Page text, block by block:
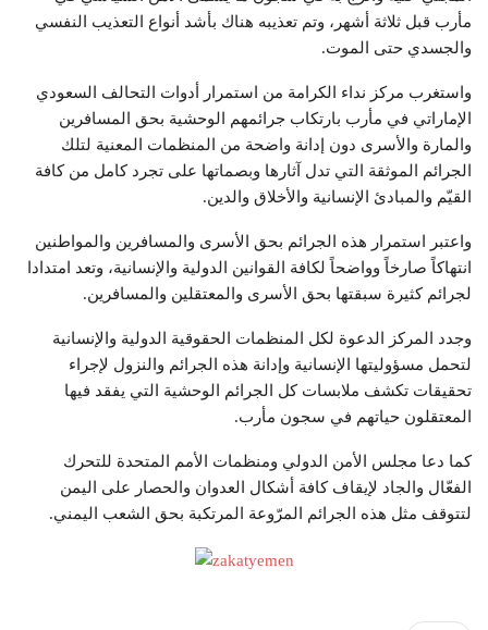
مأرب قبل ثلاثة أشهر، وتم تعذيبه هناك بأشد أنواع التعذيب النفسي
والجسدي حتى الموت.
واستغرب مركز نداء الكرامة من استمرار أدوات التحالف السعودي
الإماراتي في مأرب بارتكاب جرائمهم الوحشية بحق المسافرين
والمارة والأسرى دون إدانة واضحة من المنظمات المعنية لتلك
الجرائم الموثقة التي تدل آثارها وبصماتها على تجرد كامل من كافة
القيّم والمبادئ الإنسانية والأخلاق والدين.
واعتبر استمرار هذه الجرائم بحق الأسرى والمسافرين والمواطنين
انتهاكاً صارخاً وواضحاً لكافة القوانين الدولية والإنسانية، وتعد امتدادا
لجرائم كثيرة سبقتها بحق الأسرى والمعتقلين والمسافرين.
وجدد المركز الدعوة لكل المنظمات الحقوقية الدولية والإنسانية
لتحمل مسؤوليتها الإنسانية وإدانة هذه الجرائم والنزول لإجراء
تحقيقات تكشف ملابسات كل الجرائم الوحشية التي يفقد فيها
المعتقلون حياتهم في سجون مأرب.
كما دعا مجلس الأمن الدولي ومنظمات الأمم المتحدة للتحرك
الفعّال والجاد لإيقاف كافة أشكال العدوان والحصار على اليمن
لتتوقف مثل هذه الجرائم المرّوعة المرتكبة بحق الشعب اليمني.